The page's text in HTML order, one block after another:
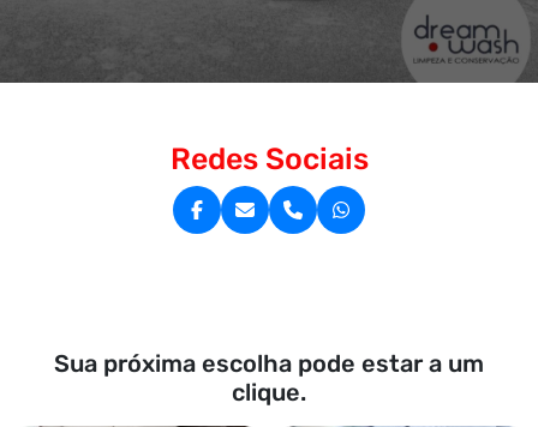
Redes Sociais
Sua próxima escolha pode estar a um
clique.